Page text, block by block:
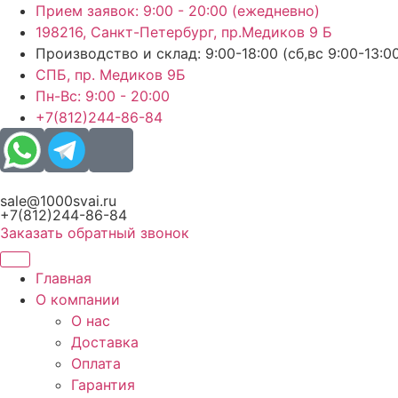
Перейти
содержимому
Прием заявок: 9:00 - 20:00 (ежедневно)
198216, Санкт-Петербург, пр.Медиков 9 Б
Производство и склад: 9:00-18:00 (сб,вс 9:00-
СПБ, пр. Медиков 9Б
Пн-Вс: 9:00 - 20:00
+7(812)244-86-84
sale@1000svai.ru
+7(812)244-86-84
Заказать обратный звонок
Главная
О компании
О нас
Доставка
Оплата
Гарантия